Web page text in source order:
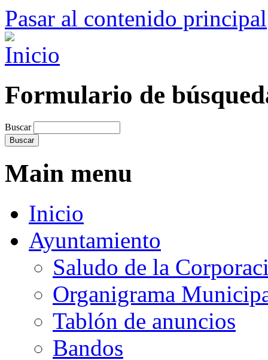
Pasar al contenido principal
Formulario de
Buscar
Main menu
Inicio
Ayuntamiento
Saludo de la
Organigrama
Tablón de anuncios
Bandos